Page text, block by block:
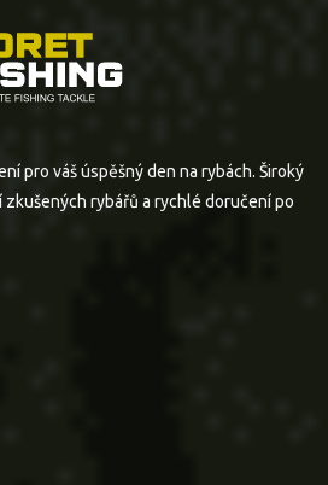
pro váš úspěšný den na rybách. Široký
rybářů a rychlé doručení po